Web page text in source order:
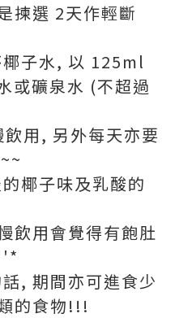
揀選 2天作輕斷
子水, 以 125ml
或礦泉水 (不超過
用, 另外每天亦要
椰子味及乳酸的
飲用會覺得有飽肚
, 期間亦可進食少
的食物!!!